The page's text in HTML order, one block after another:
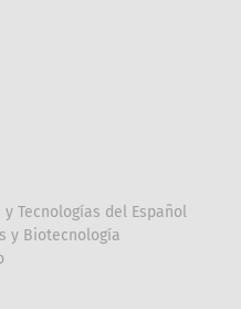
Tecnologías del Español
y Biotecnología